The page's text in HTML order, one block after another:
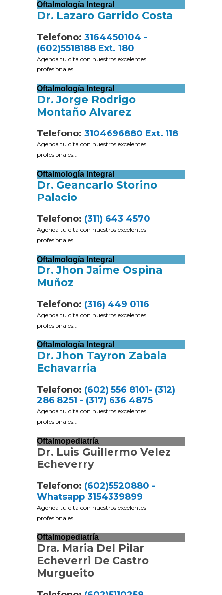
Oftalmología Integral
Dr. Lazaro Garrido Costa
Telefono: 3164450104 -
(602)5518188 Ext. 180
Agenda tu cita con nuestros excelentes
profesionales...
Oftalmología Integral
Dr. Jorge Rodrigo
Montaño Alvarez
Telefono: 3104696880 Ext. 118
Agenda tu cita con nuestros excelentes
profesionales...
Oftalmología Integral
Dr. Geancarlo Storino
Palacio
Telefono: (311) 643 4570
Agenda tu cita con nuestros excelentes
profesionales...
Oftalmología Integral
Dr. Jhon Jaime Ospina
Muñoz
Telefono: (316) 449 0116
Agenda tu cita con nuestros excelentes
profesionales...
Oftalmología Integral
Dr. Jhon Tayron Zabala
Echavarria
Telefono: (602) 556 8101- (312)
286 8251 - (317) 636 4875
Agenda tu cita con nuestros excelentes
profesionales...
Oftalmopediatría
Dr. Luis Guillermo Velez
Echeverry
Telefono: (602)5520880 -
Whatsapp 3154339899
Agenda tu cita con nuestros excelentes
profesionales...
Oftalmopediatría
Dra. Maria Del Pilar
Echeverri De Castro
Murgueito